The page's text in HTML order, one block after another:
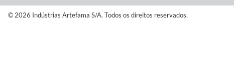
© 2026 Indústrias Artefama S/A. Todos os direitos reservados.